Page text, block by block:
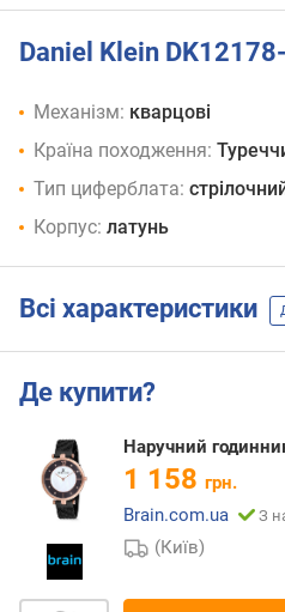
Daniel Klein
Механізм: кварцові
Країна походження:
Тип циферблата:
Корпус: латунь
Всі характеристики
Де купити?
Наручний
1 158 грн.
Brain.com.ua
З
(Київ)